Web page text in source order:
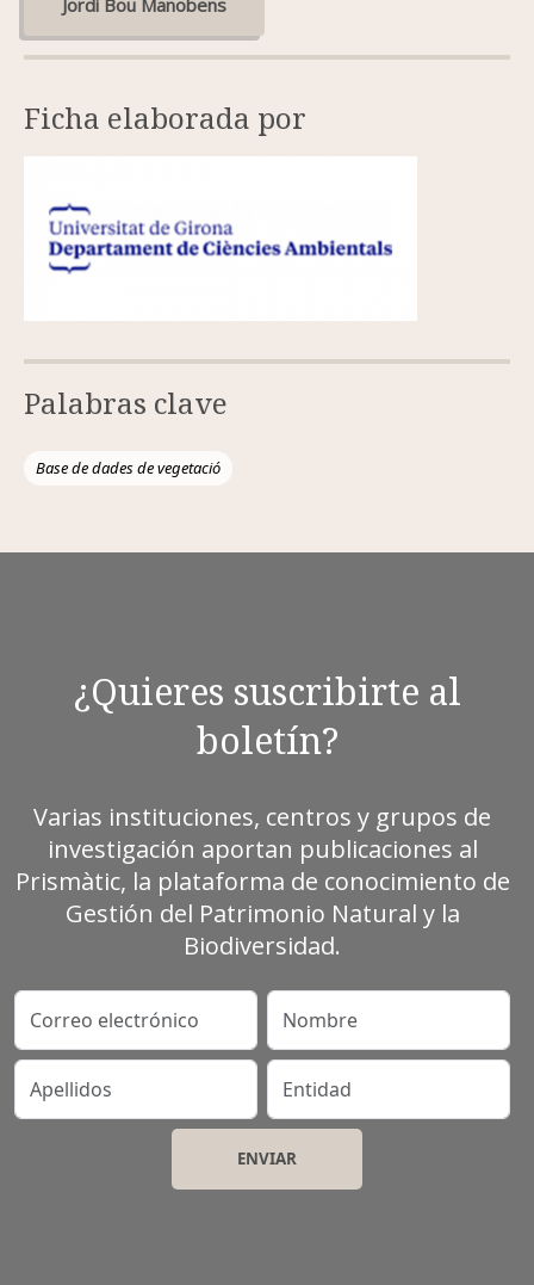
Ficha elaborada por
Palabras clave
Base de dades de vegetació
¿Quieres suscribirte al
boletín?
Varias instituciones, centros y grupos de
investigación aportan publicaciones al
Prismàtic, la plataforma de conocimiento de
Gestión del Patrimonio Natural y la
Biodiversidad.
Correo electrónico Nombre
Apellidos Entidad